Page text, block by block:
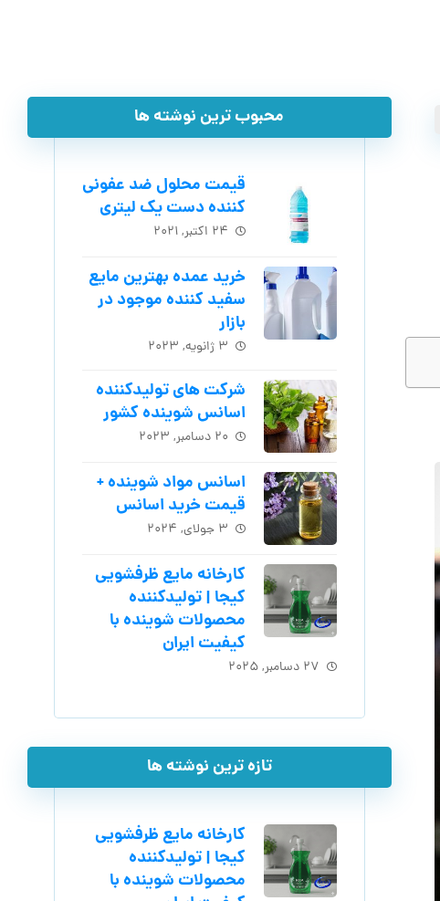
محبوب ترین نوشته ها
قیمت محلول ضد عفونی
کننده دست یک لیتری
۲۴ اکتبر, ۲۰۲۱
خرید عمده بهترین مایع
سفید کننده موجود در
بازار
۳ ژانویه, ۲۰۲۳
شرکت های تولیدکننده
اسانس شوینده کشور
۲۰ دسامبر, ۲۰۲۳
اسانس مواد شوینده +
قیمت خرید اسانس
۳ جولای, ۲۰۲۴
کارخانه مایع ظرفشویی
کیجا | تولیدکننده
محصولات شوینده با
کیفیت ایران
۲۷ دسامبر, ۲۰۲۵
تازه ترین نوشته ها
کارخانه مایع ظرفشویی
کیجا | تولیدکننده
محصولات شوینده با